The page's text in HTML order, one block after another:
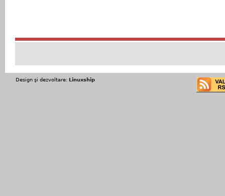
Design şi dezvoltare: Linuxship